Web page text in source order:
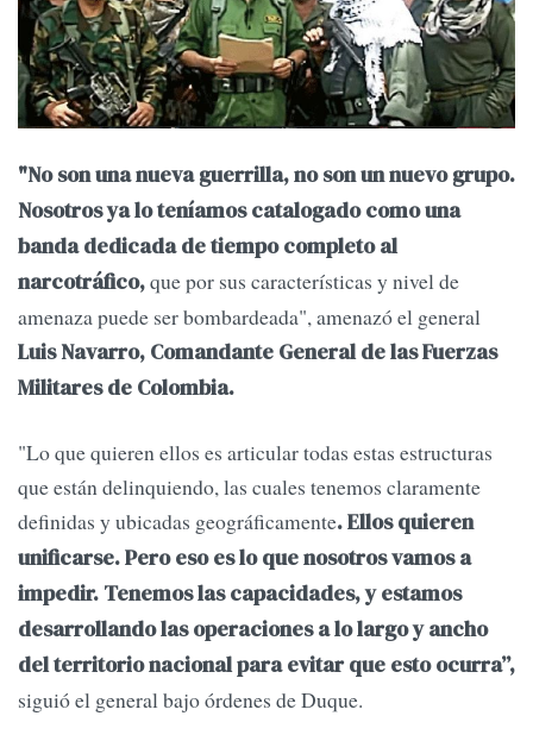
"No son una nueva guerrilla, no son un nuevo grupo.
Nosotros ya lo teníamos catalogado como una
banda dedicada de tiempo completo al
narcotráfico,que por sus características y nivel de
amenaza puede ser bombardeada", amenazó el general
Luis Navarro, Comandante General de las Fuerzas
Militares de Colombia.
"Lo que quieren ellos es articular todas estas estructuras
que están delinquiendo, las cuales tenemos claramente
definidas y ubicadas geográficamente. Ellos quieren
unificarse. Pero eso es lo que nosotros vamos a
impedir. Tenemos las capacidades, y estamos
desarrollando las operaciones a lo largo y ancho
del territorio nacional para evitar que esto ocurra”,
siguió el general bajo órdenes de Duque.